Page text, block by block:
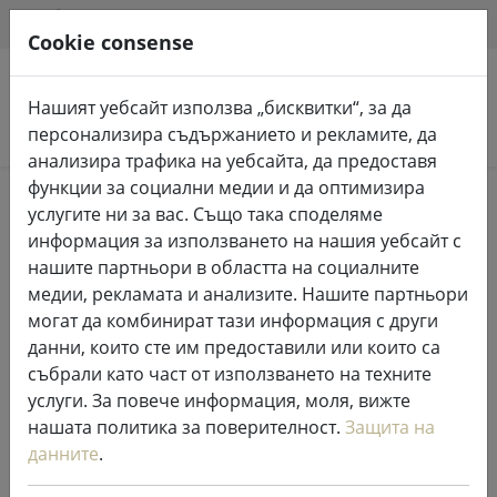
Търсене на продукти
Home %Продажба
Постелка Zone Confett с кръгове
нуга 30 x 40cm
44% DISCOUNT
Cookie consense
Нашият уебсайт използва „бисквитки“, за да
персонализира съдържанието и рекламите, да
анализира трафика на уебсайта, да предоставя
функции за социални медии и да оптимизира
услугите ни за вас. Също така споделяме
информация за използването на нашия уебсайт с
нашите партньори в областта на социалните
медии, рекламата и анализите. Нашите партньори
могат да комбинират тази информация с други
данни, които сте им предоставили или които са
събрали като част от използването на техните
услуги. За повече информация, моля, вижте
нашата политика за поверителност. Защита на
данните.